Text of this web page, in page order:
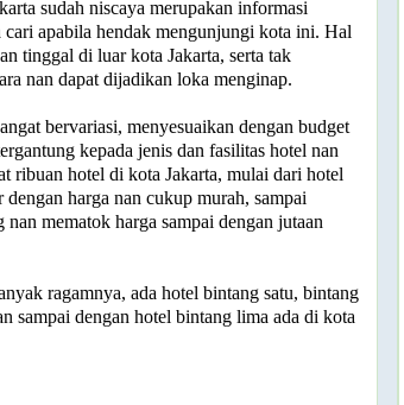
sudah niscaya merupakan informasi
cari apabila hendak mengunjungi kota ini. Hal
tinggal di luar kota Jakarta, serta tak
nan dapat dijadikan loka menginap.
bervariasi, menyesuaikan dengan budget
kepada jenis dan fasilitas hotel nan
ribuan hotel di kota Jakarta, mulai dari hotel
dengan harga nan cukup murah, sampai
nan mematok harga sampai dengan jutaan
ragamnya, ada hotel bintang satu, bintang
sampai dengan hotel bintang lima ada di kota